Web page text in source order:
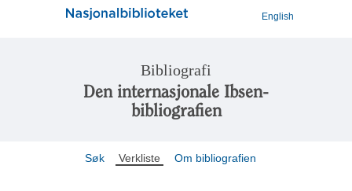
English
Bibliografi
Den internasjonale Ibsen-
bibliografien
Søk Verkliste Om bibliografien